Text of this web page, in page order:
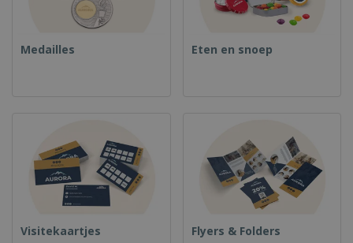
Medailles Eten en snoep
Visitekaartjes Flyers & Folders